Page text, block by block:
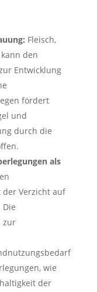
Fleisch,
den
Entwicklung
fördert
und
durch die
als
Verzicht auf
Die
zur
wie
der